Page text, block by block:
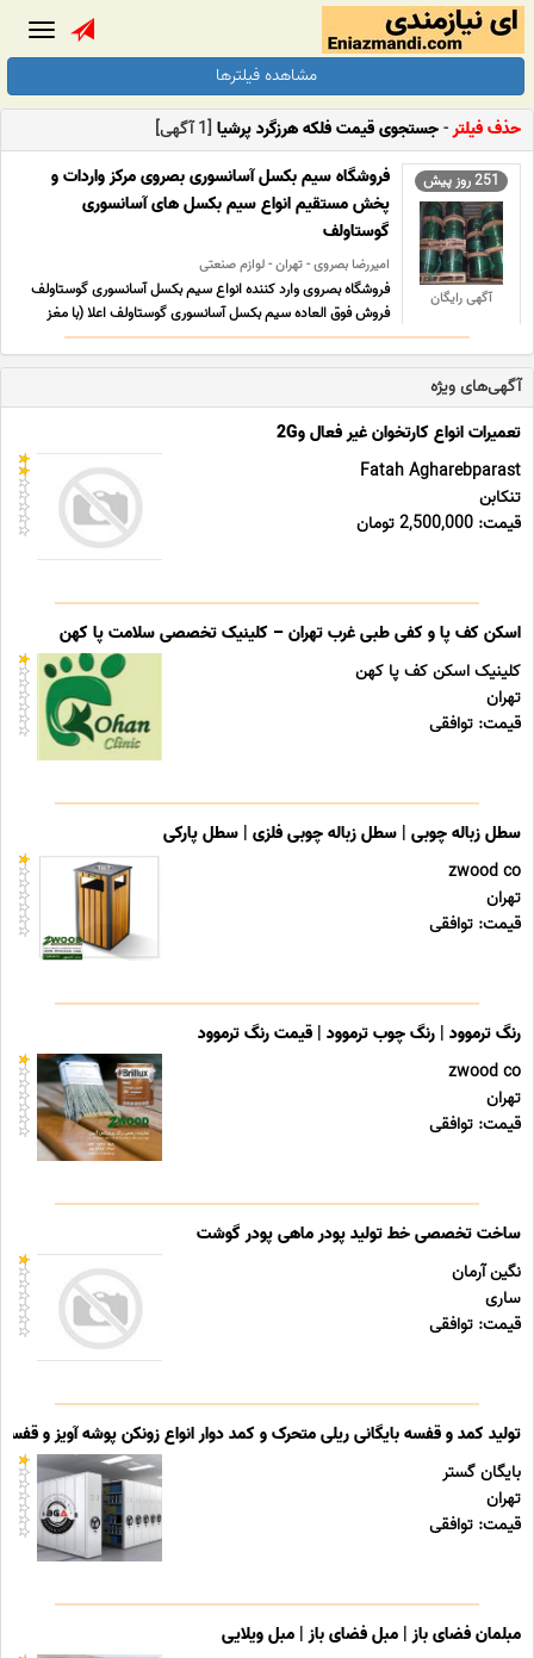
مشاهده فیلترها
حذف فیلتر-جستجوی قیمت فلکه هرزگرد پرشیا [1 آگهی]
251 روز پیش
آگهی رایگان
فروشگاه سیم بکسل آسانسوری بصروی مرکز واردات و
پخش مستقیم انواع سیم بکسل های آسانسوری
گوستاولف
امیررضا بصروی - تهران - لوازم صنعتی
فروشگاه بصروی وارد کننده انواع سیم بکسل آسانسوری گوستاولف
فروش فوق العاده سیم بکسل آسانسوری گوستاولف اعلا (با مغز
کنفی و فولادی) (ارسال سیم بکسل به متراژ مختلف ) توزیع کننده
انواع بست های فولادی زنجیر جبران ،سر بکسل ،روغن مخصوص
آگهی‌های ویژه
تعمیرات انواع کارتخوان غیر فعال و2G
Fatah Agharebparast
تنکابن
قیمت: 2,500,000 تومان
اسکن کف پا و کفی طبی غرب تهران – کلینیک تخصصی سلامت پا کهن
کلینیک اسکن کف پا کهن
تهران
قیمت: توافقی
سطل زباله چوبی | سطل زباله چوبی فلزی | سطل پارکی
zwood co
تهران
قیمت: توافقی
رنگ ترموود | رنگ چوب ترموود | قیمت رنگ ترموود
zwood co
تهران
قیمت: توافقی
ساخت تخصصی خط تولید پودر ماهی پودر گوشت
نگین آرمان
ساری
قیمت: توافقی
تولید کمد و قفسه بایگانی ریلی متحرک و کمد دوار انواع زونکن پوشه آویز و قفسه
بایگان گستر
تهران
قیمت: توافقی
مبلمان فضای باز | مبل فضای باز | مبل ویلایی